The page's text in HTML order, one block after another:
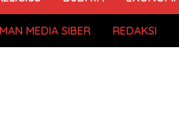
MEDIA SIBER REDAKSI